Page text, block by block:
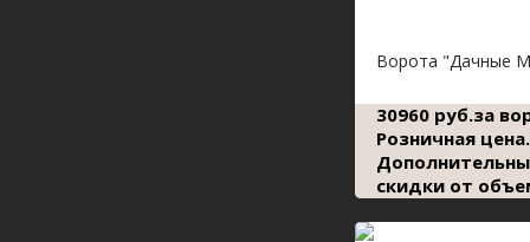
Ворота "Дачные
30960 руб.за
Розничная цена.
скидки от